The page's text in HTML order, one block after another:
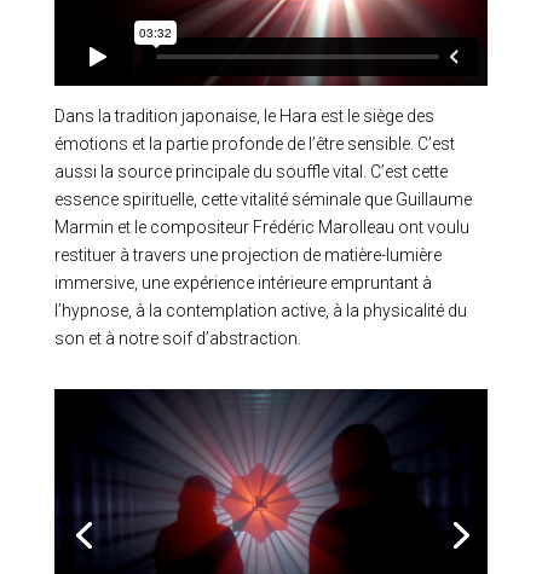
Dans la tradition japonaise, le Hara est le siège des
émotions et la partie profonde de l’être sensible. C’est
aussi la source principale du souffle vital. C’est cette
essence spirituelle, cette vitalité séminale que Guillaume
Marmin et le compositeur Frédéric Marolleau ont voulu
restituer à travers une projection de matière-lumière
immersive, une expérience intérieure empruntant à
l’hypnose, à la contemplation active, à la physicalité du
son et à notre soif d’abstraction.